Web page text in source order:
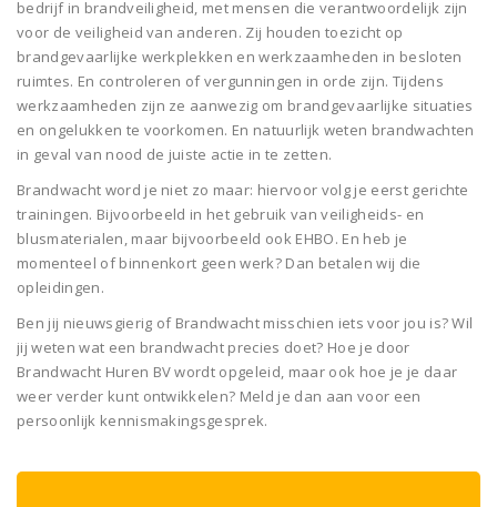
bedrijf in brandveiligheid, met mensen die verantwoordelijk zijn
voor de veiligheid van anderen. Zij houden toezicht op
brandgevaarlijke werkplekken en werkzaamheden in besloten
ruimtes. En controleren of vergunningen in orde zijn. Tijdens
werkzaamheden zijn ze aanwezig om brandgevaarlijke situaties
en ongelukken te voorkomen. En natuurlijk weten brandwachten
in geval van nood de juiste actie in te zetten.
Brandwacht word je niet zo maar: hiervoor volg je eerst gerichte
trainingen. Bijvoorbeeld in het gebruik van veiligheids- en
blusmaterialen, maar bijvoorbeeld ook EHBO. En heb je
momenteel of binnenkort geen werk? Dan betalen wij die
opleidingen.
Ben jij nieuwsgierig of Brandwacht misschien iets voor jou is? Wil
jij weten wat een brandwacht precies doet? Hoe je door
Brandwacht Huren BV wordt opgeleid, maar ook hoe je je daar
weer verder kunt ontwikkelen? Meld je dan aan voor een
persoonlijk kennismakingsgesprek.